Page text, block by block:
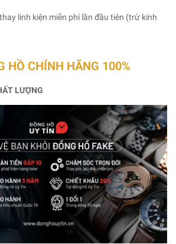
thay linh kiện miễn phí lần đầu tiên (trừ kính
HỒ CHÍNH HÃNG 100%
LƯỢNG